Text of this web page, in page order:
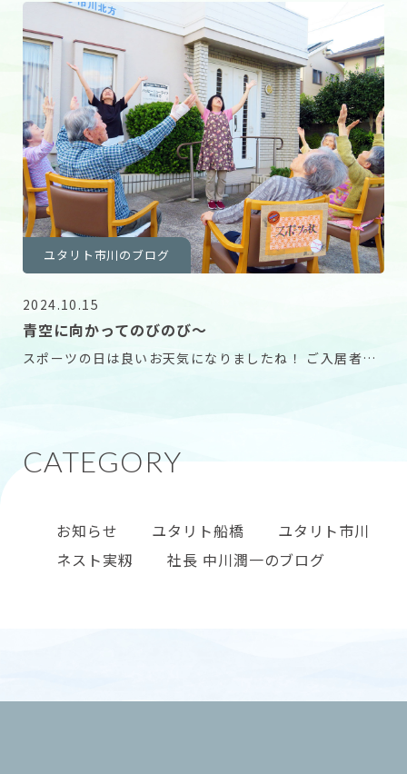
ユタリト市川のブログ
2024.10.15
青空に向かってのびのび～
スポーツの日は良いお天気になりましたね！ ご入居者様
お知らせ ユタリト船橋
ユタリト市川
ネスト実籾
社長 中川潤一のブログ